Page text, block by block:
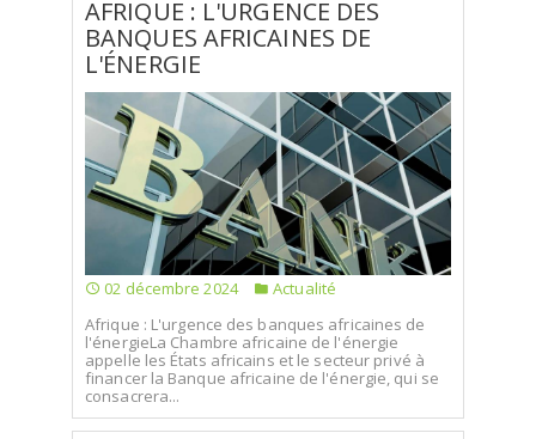
AFRIQUE : L'URGENCE DES
BANQUES AFRICAINES DE
L'ÉNERGIE
02 décembre 2024
Actualité
Afrique : L'urgence des banques africaines de
l'énergieLa Chambre africaine de l'énergie
appelle les États africains et le secteur privé à
financer la Banque africaine de l'énergie, qui se
consacrera...